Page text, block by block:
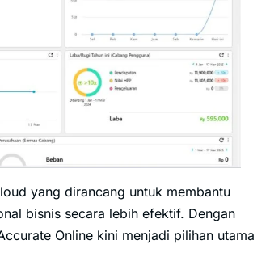
yang dirancang untuk membantu
bisnis secara lebih efektif. Dengan
Online kini menjadi pilihan utama